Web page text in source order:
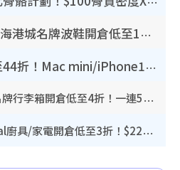
開倉優惠 | 尖沙咀海港城名牌波鞋開倉低至1折！On鞋$899起／Joy&Peace鞋履$98起
豐澤優惠勁減低至44折！Mac mini/iPhone17Pro大減價！廚房家電$220起
開倉優惠｜尖沙咀名牌行李箱開倉低至4折！一連5日 American Tourister/ace./Hallmark $200起！
廚具開倉｜特福Tefal廚具/家電開倉低至3折！$220起買平底鍋/炒鑊/湯煲！電飯煲/吸塵機/燙斗$418起